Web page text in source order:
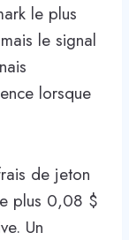
le plus
le signal
lorsque
de jeton
plus 0,08 $
Un